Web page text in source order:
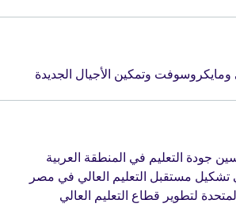
ومايكروسوفت وتمكين الأجيال الجديدة
جودة التعليم في المنطقة العربية
تشكيل مستقبل التعليم العالي في مصر
لتطوير قطاع التعليم العالي